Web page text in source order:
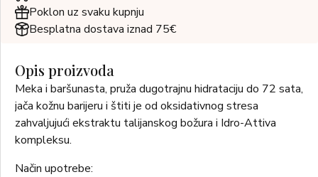
Poklon uz svaku kupnju
Besplatna dostava iznad 75€
Opis proizvoda
Meka i baršunasta, pruža dugotrajnu hidrataciju do 72 sata,
jača kožnu barijeru i štiti je od oksidativnog stresa
zahvaljujući ekstraktu talijanskog božura i Idro-Attiva
kompleksu.
Način upotrebe: